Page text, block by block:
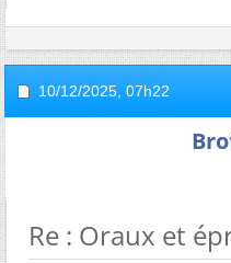
10/12/2025, 07h22
Re : Oraux et